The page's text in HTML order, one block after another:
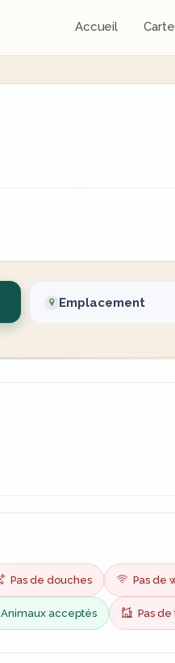
Accueil
Emplacement
Pas de douches Pas de
Animaux acceptés Pas